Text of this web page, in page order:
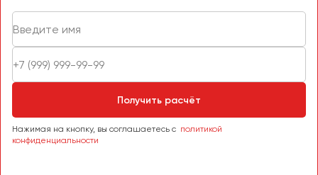
Получить расчёт
Нажимая на кнопку, вы соглашаетесь с политикой
конфиденциальности